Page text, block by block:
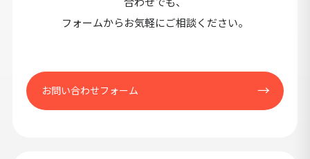
フォームからお気軽にご相談ください。
お問い合わせフォーム